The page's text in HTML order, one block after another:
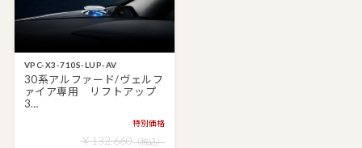
VPC-X3-710S-LUP-AV
30系アルファード/ヴェルフ
ァイア専用 リフトアップ
3…
特別価格
￥132,660（税込）